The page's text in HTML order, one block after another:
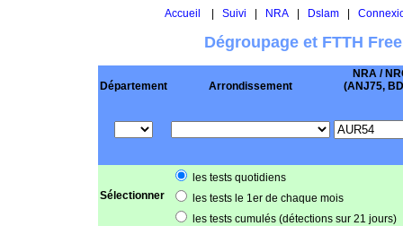
Accueil Suivi NRA| Dslam|
Dégroupage et FTTH
Département Arrondissement
NRA /
(ANJ75,
Sélectionner
les tests quotidiens
les tests le 1er de chaque mois
les tests cumulés (détections sur 21 jours)